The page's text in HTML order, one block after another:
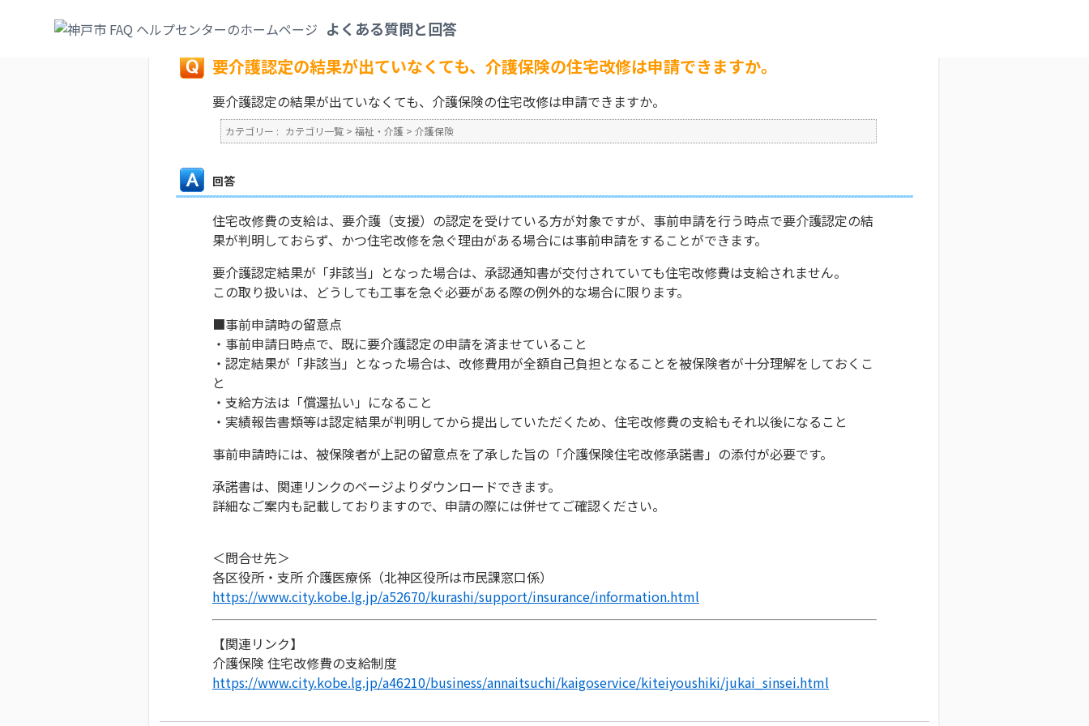
よくある質問と回答
戻る
要介護認定の結果が出ていなくても、介護保険の住宅改修は申請できますか。
要介護認定の結果が出ていなくても、介護保険の住宅改修は申請できますか。
カテゴリー : カテゴリ一覧 > 福祉・介護 > 介護保険
回答
住宅改修費の支給は、要介護（支援）の認定を受けている方が対象ですが、事前申請を行う時点で要介護認定の結
果が判明しておらず、かつ住宅改修を急ぐ理由がある場合には事前申請をすることができます。
要介護認定結果が「非該当」となった場合は、承認通知書が交付されていても住宅改修費は支給されません。
この取り扱いは、どうしても工事を急ぐ必要がある際の例外的な場合に限ります。
■事前申請時の留意点
・事前申請日時点で、既に要介護認定の申請を済ませていること
・認定結果が「非該当」となった場合は、改修費用が全額自己負担となることを被保険者が十分理解をしておくこ
と
・支給方法は「償還払い」になること
・実績報告書類等は認定結果が判明してから提出していただくため、住宅改修費の支給もそれ以後になること
事前申請時には、被保険者が上記の留意点を了承した旨の「介護保険住宅改修承諾書」の添付が必要です。
承諾書は、関連リンクのページよりダウンロードできます。
詳細なご案内も記載しておりますので、申請の際には併せてご確認ください。
＜問合せ先＞
各区役所・支所 介護医療係（北神区役所は市民課窓口係）
https://www.city.kobe.lg.jp/a52670/kurashi/support/insurance/information.html
【関連リンク】
介護保険 住宅改修費の支給制度
https://www.city.kobe.lg.jp/a46210/business/annaitsuchi/kaigoservice/kiteiyoushiki/jukai_sinsei.html